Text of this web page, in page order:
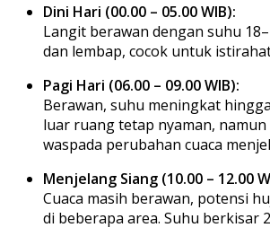
Dini Hari (00.00 – 05.00 WIB):
Langit berawan dengan suhu
dan lembap, cocok untuk
Pagi Hari (06.00 – 09.00 WIB):
Berawan, suhu meningkat
luar ruang tetap nyaman,
waspada perubahan cuaca
Menjelang Siang (10.00 – 12.00
Cuaca masih berawan, potensi
di beberapa area. Suhu berkisar